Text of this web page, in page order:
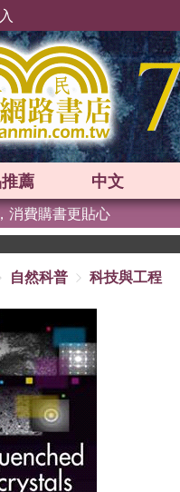
推薦 中文
消費購書更貼心
自然科普 科技與工程